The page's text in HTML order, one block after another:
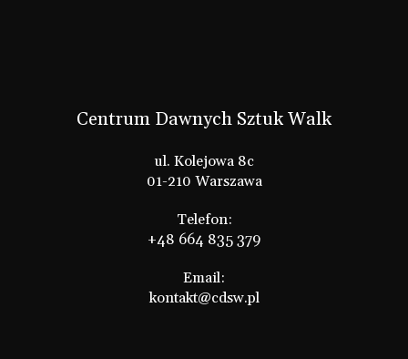
Centrum Dawnych Sztuk Walk
ul. Kolejowa 8c
01-210 Warszawa
Telefon:
+48 664 835 379
Email:
kontakt@cdsw.pl